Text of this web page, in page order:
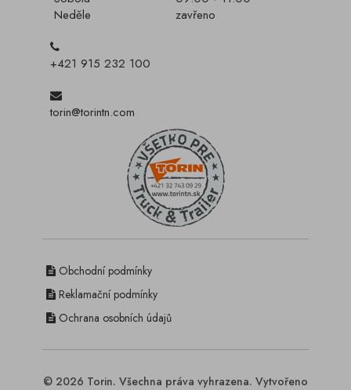
Neděle
zavřeno
+421 915 232 100
torin@torintn.com
Obchodní podmínky
Reklamační podmínky
Ochrana osobních údajů
© 2026 Torin. Všechna práva vyhrazena. Vytvořeno